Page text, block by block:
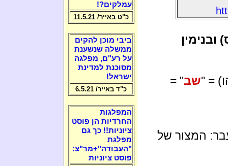
= "שב" =
המצור של
עמלקים?!
כ"ט באייר/ 11.5.21
ביבי מוכן להקים
ממשלה שנשענת
על רע"ם, מפלגה
מסוכנת למדינת
ישראל!
כ"ד באייר/ 6.5.21
המפלגות
החרדיות הן פוסט
ציוניות!! כך גם
מפלגת
"העבודה"+מר"צ:
פוסט ציוניות